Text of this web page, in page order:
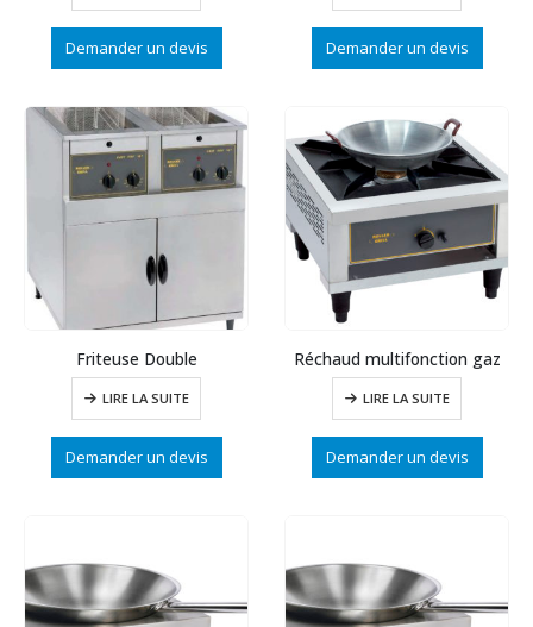
Demander un devis Demander un devis
Friteuse Double
LIRE LA SUITE
Demander un devis
Réchaud multifonction gaz
LIRE LA SUITE
Demander un devis